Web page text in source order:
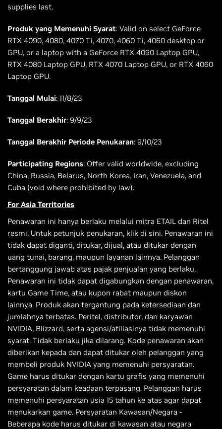
supplies last.
Produk yang Memenuhi Syarat: Valid on select GeForce
RTX 4090, 4080, 4070 Ti, 4070, 4060 Ti, 4060 desktop or
GPU, or a laptop with a GeForce RTX 4090 Laptop GPU,
RTX 4080 Laptop GPU, RTX 4070 Laptop GPU, or RTX 4060
Laptop GPU.
Tanggal Mulai: 11/8/23
Tanggal Berakhir: 9/9/23
Tanggal Berakhir Periode Penukaran: 9/10/23
Participating Regions: Offer valid worldwide, excluding
China, Russia, Belarus, North Korea, Iran, Venezuela, and
Cuba (void where prohibited by law).
For Asia Territories
Penawaran ini hanya berlaku melalui mitra ETAIL dan Ritel
resmi. Untuk petunjuk penukaran, klik di sini. Penawaran ini
tidak dapat diganti, ditukar, dijual, atau ditukar dengan
uang tunai, barang, maupun layanan lainnya. Pelanggan
bertanggung jawab atas pajak penjualan yang berlaku.
Penawaran ini tidak dapat digabungkan dengan penawaran,
kartu Game Time, atau kupon rabat maupun diskon
lainnya. Produk akan tergantung pada ketersediaan dan
jumlahnya terbatas. Peritel, distributor, dan karyawan
NVIDIA, Blizzard, serta agensi/afiliasinya tidak memenuhi
syarat. Tidak berlaku jika dilarang. Kode penawaran akan
diberikan kepada dan dapat ditukar oleh pelanggan yang
membeli produk NVIDIA yang memenuhi persyaratan.
Game harus ditukar dengan kartu grafis yang memenuhi
persyaratan dalam keadaan terpasang. Pelanggan harus
memenuhi persyaratan usia 15 tahun ke atas agar dapat
menukarkan game. Persyaratan Kawasan/Negara -
Beberapa kode harus ditukar di kawasan atau negara